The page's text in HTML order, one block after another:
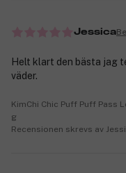
Jessica
Helt klart den bästa jag
väder.
KimChi Chic Puff Puff Pass
g
Recensionen skrevs av